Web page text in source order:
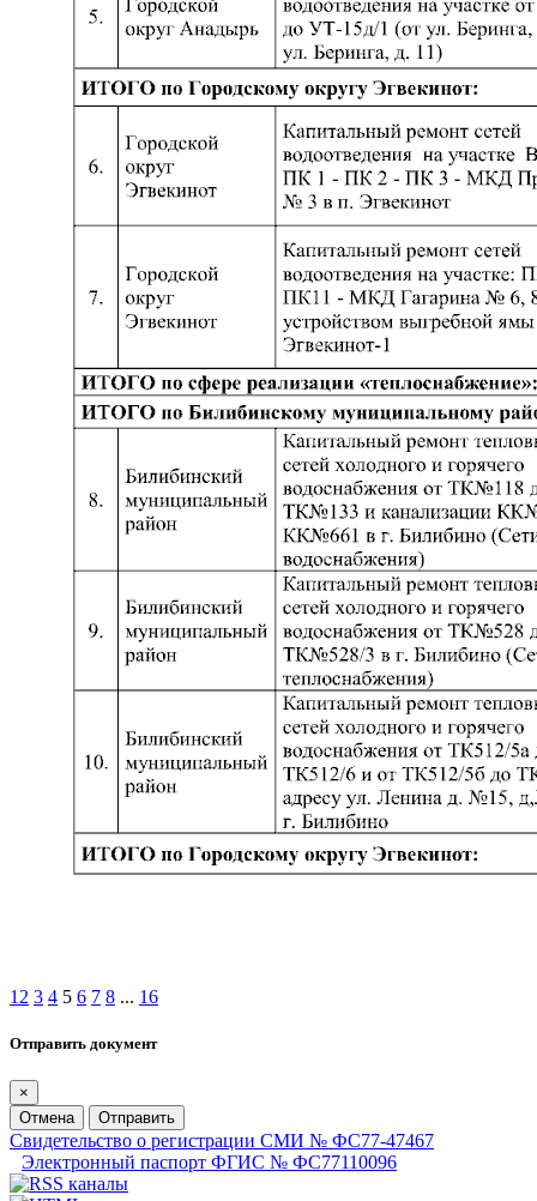
1 2 3 4 5 6 7 8 ... 16
Отправить документ
×
Отмена
Отправить
Свидетельство о регистрации СМИ № ФС77-47467
Электронный паспорт ФГИС № ФС77110096